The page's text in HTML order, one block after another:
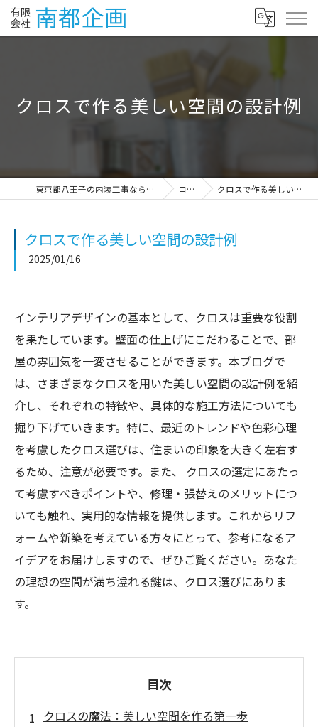
クロスで作る美しい空間の設計例
東京都八王子の内装工事なら有限会社南都企画 コラム クロスで作る美しい空間の設計例
クロスで作る美しい空間の設計例
2025/01/16
インテリアデザインの基本として、クロスは重要な役割
を果たしています。壁面の仕上げにこだわることで、部
屋の雰囲気を一変させることができます。本ブログで
は、さまざまなクロスを用いた美しい空間の設計例を紹
介し、それぞれの特徴や、具体的な施工方法についても
掘り下げていきます。特に、最近のトレンドや色彩心理
を考慮したクロス選びは、住まいの印象を大きく左右す
るため、注意が必要です。また、 クロスの選定にあたっ
て考慮すべきポイントや、修理・張替えのメリットにつ
いても触れ、実用的な情報を提供します。これからリフ
ォームや新築を考えている方々にとって、参考になるア
イデアをお届けしますので、ぜひご覧ください。あなた
の理想の空間が満ち溢れる鍵は、クロス選びにありま
す。
目次
クロスの魔法：美しい空間を作る第一歩